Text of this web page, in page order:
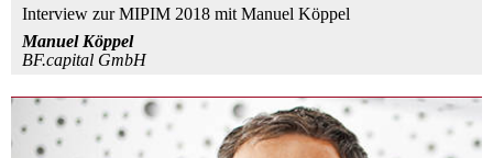
Interview zur MIPIM 2018 mit Manuel Köppel
Manuel Köppel
BF.capital GmbH